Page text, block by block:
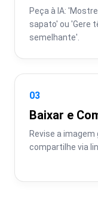
Peça à IA:
sapato' ou 'Gere
semelhante'.
03
Baixar e
Revise a imagem
compartilhe via